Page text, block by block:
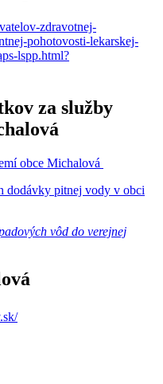
za služby
obce Michalová
dodávky pitnej vody v obci
vôd do verejnej